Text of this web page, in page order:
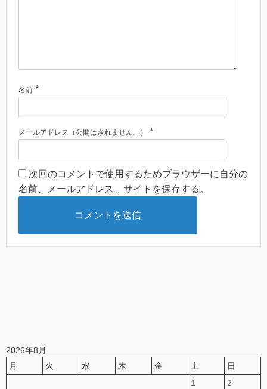
名前 *
メールアドレス（公開はされません。） *
次回のコメントで使用するためブラウザーに自分の
名前、メールアドレス、サイトを保存する。
2026年8月
月
火 水 木 金 土
日
1
2